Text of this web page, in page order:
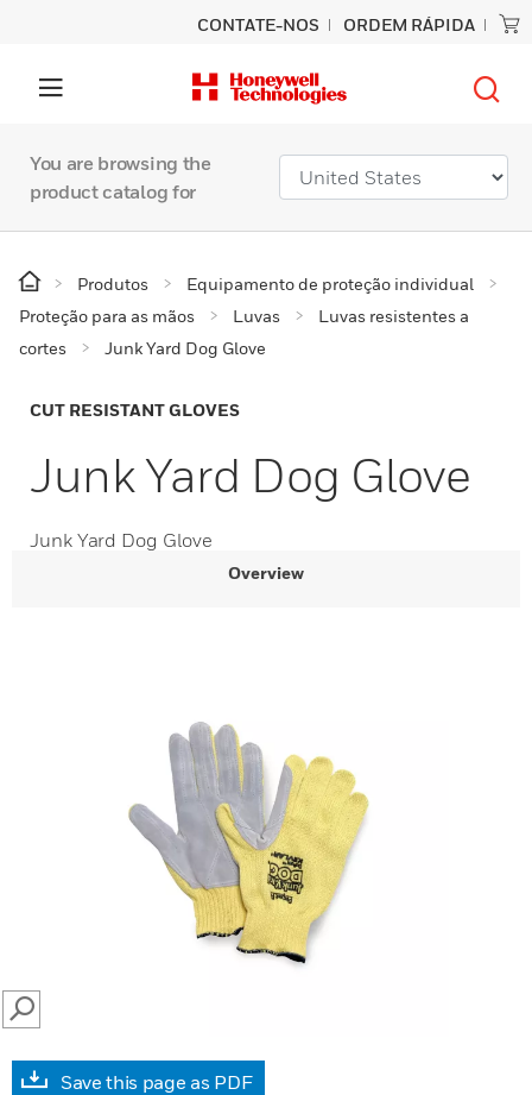
CONTATE-NOS ORDEM RÁPIDA
You are browsing the
product catalog for
Produtos
Equipamento de proteção individual
Proteção para as mãos
Luvas
Luvas resistentes a
cortes
Junk Yard Dog Glove
CUT RESISTANT GLOVES
Junk Yard Dog Glove
Junk Yard Dog Glove
Overview
SEARCH
Save this page as PDF